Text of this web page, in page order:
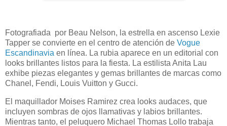
Fotografiada por Beau Nelson, la estrella en ascenso Lexie
Tapper se convierte en el centro de atención de Vogue
Escandinavia en línea. La rubia aparece en un editorial con
looks brillantes listos para la fiesta. La estilista Anita Lau
exhibe piezas elegantes y gemas brillantes de marcas como
Chanel, Fendi, Louis Vuitton y Gucci.
El maquillador Moises Ramirez crea looks audaces, que
incluyen sombras de ojos llamativas y labios brillantes.
Mientras tanto, el peluquero Michael Thomas Lollo trabaja